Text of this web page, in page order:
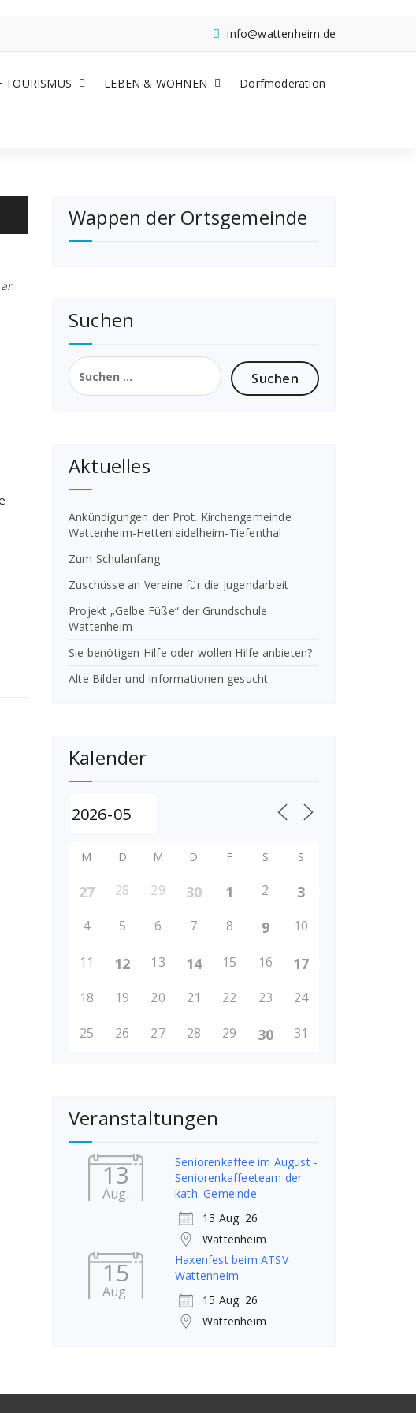
info@wattenheim.de
TOURISMUS LEBEN & WOHNEN Dorfmoderation
Wappen der Ortsgemeinde
Suchen
Suchen
nach:
Aktuelles
Ankündigungen der Prot. Kirchengemeinde
Wattenheim-Hettenleidelheim-Tiefenthal
Zum Schulanfang
Zuschüsse an Vereine für die Jugendarbeit
Projekt „Gelbe Füße“ der Grundschule
Wattenheim
Sie benötigen Hilfe oder wollen Hilfe anbieten?
Alte Bilder und Informationen gesucht
Kalender
M D M D F S S
27 28 29 30 1 2 3
4 5 6 7 8 9 10
11 12 13 14 15 16 17
18 19 20 21 22 23 24
25 26 27 28 29 30 31
Veranstaltungen
13
Aug.
Seniorenkaffee im August -
Seniorenkaffeeteam der
kath. Gemeinde
13 Aug. 26
Wattenheim
15
Aug.
Haxenfest beim ATSV
Wattenheim
15 Aug. 26
Wattenheim